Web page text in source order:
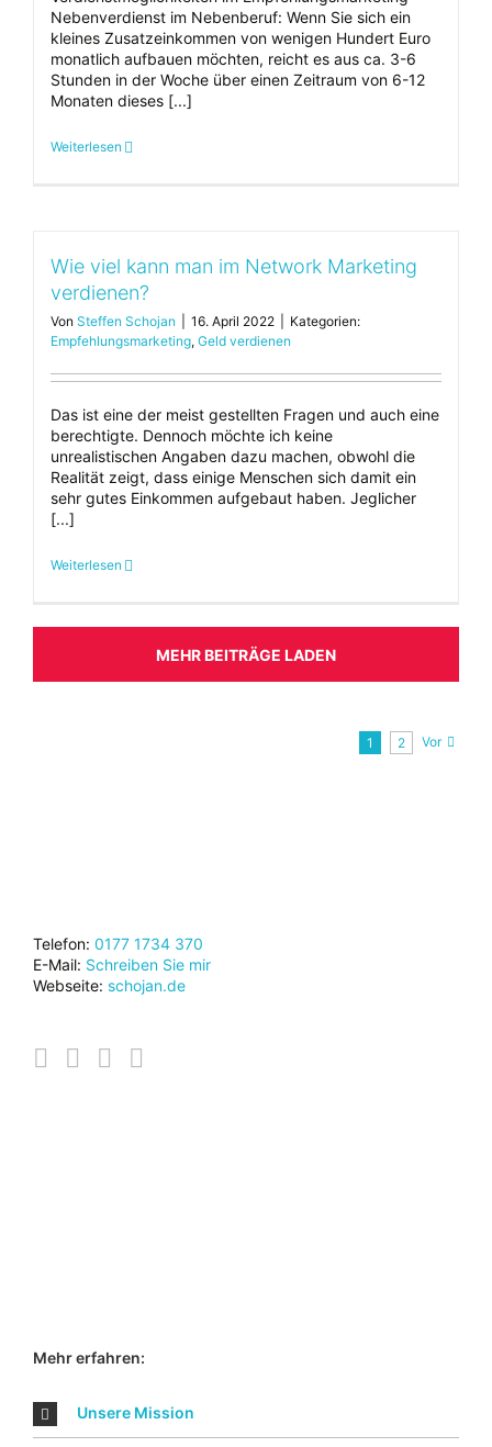
Nebenverdienst im Nebenberuf: Wenn Sie sich ein
kleines Zusatzeinkommen von wenigen Hundert Euro
monatlich aufbauen möchten, reicht es aus ca. 3-6
Stunden in der Woche über einen Zeitraum von 6-12
Monaten dieses [...]
Weiterlesen
Wie viel kann man im Network Marketing
verdienen?
Von Steffen Schojan 16. April 2022
Kategorien:
Empfehlungsmarketing, Geld verdienen
Das ist eine der meist gestellten Fragen und auch eine
berechtigte. Dennoch möchte ich keine
unrealistischen Angaben dazu machen, obwohl die
Realität zeigt, dass einige Menschen sich damit ein
sehr gutes Einkommen aufgebaut haben. Jeglicher
[...]
Weiterlesen
MEHR BEITRÄGE LADEN
1 2 Vor
Telefon: 0177 1734 370
E-Mail: Schreiben Sie mir
Webseite: schojan.de
Mehr erfahren:
Unsere Mission